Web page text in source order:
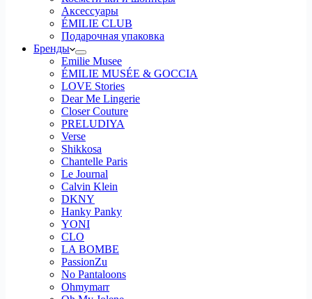
Аксессуары
ÉMILIE CLUB
Подарочная упаковка
Бренды
Emilie Musee
ÉMILIE MUSÉE & GOCCIA
LOVE Stories
Dear Me Lingerie
Closer Couture
PRELUDIYA
Verse
Shikkosa
Chantelle Paris
Le Journal
Calvin Klein
DKNY
Hanky Panky
YONI
CLO
LA BOMBE
PassionZu
No Pantaloons
Ohmymarr